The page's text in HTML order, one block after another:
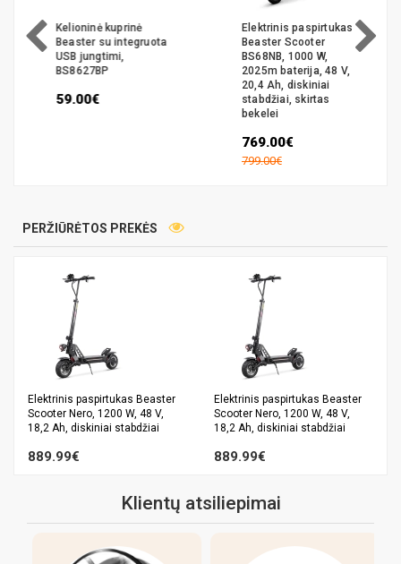
Kelioninė kuprinė
Beaster su integruota
USB jungtimi,
BS8627BP
59.00€
Elektrinis paspirtukas
Beaster Scooter
BS68NB, 1000 W,
2025m baterija, 48 V,
20,4 Ah, diskiniai
stabdžiai, skirtas
bekelei
769.00€
799.00€
PERŽIŪRĖTOS PREKĖS
Elektrinis paspirtukas Beaster
Scooter Nero, 1200 W, 48 V,
18,2 Ah, diskiniai stabdžiai
889.99€
Elektrinis paspirtukas Beaster
Scooter Nero, 1200 W, 48 V,
18,2 Ah, diskiniai stabdžiai
889.99€
Klientų atsiliepimai